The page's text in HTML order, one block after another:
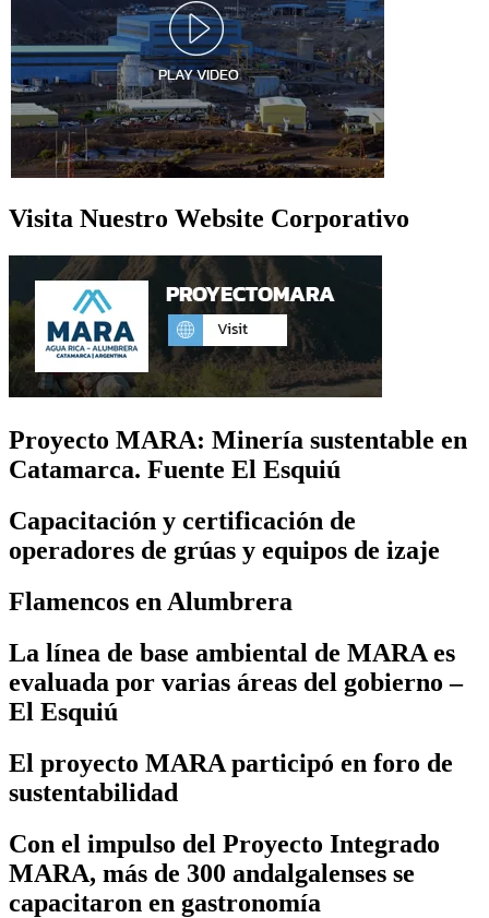
Visita Nuestro Website Corporativo
Proyecto MARA: Minería sustentable en
Catamarca. Fuente El Esquiú
Capacitación y certificación de
operadores de grúas y equipos de izaje
Flamencos en Alumbrera
La línea de base ambiental de MARA es
evaluada por varias áreas del gobierno –
El Esquiú
El proyecto MARA participó en foro de
sustentabilidad
Con el impulso del Proyecto Integrado
MARA, más de 300 andalgalenses se
capacitaron en gastronomía